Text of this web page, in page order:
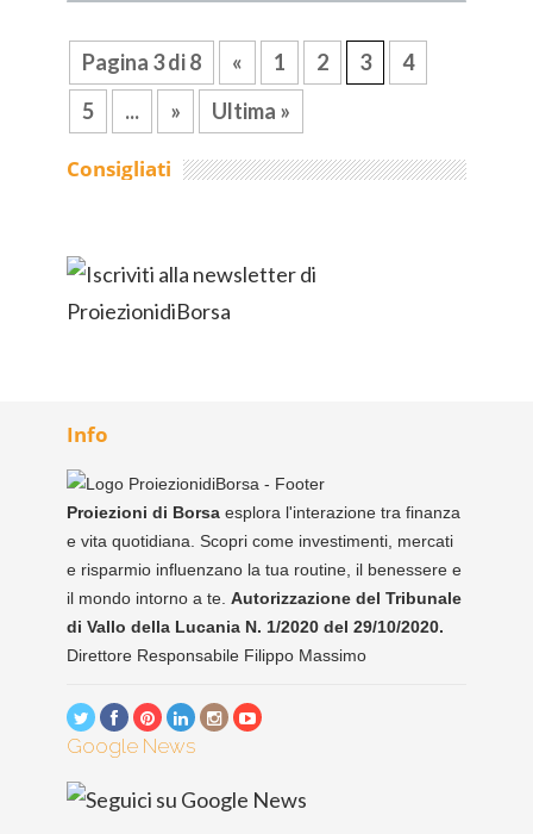
Pagina 3 di 8 « 1 2 3
4
5
... » Ultima »
Consigliati
Info
Proiezioni di Borsa esplora l'interazione tra finanza
e vita quotidiana. Scopri come investimenti, mercati
e risparmio influenzano la tua routine, il benessere e
il mondo intorno a te. Autorizzazione del Tribunale
di Vallo della Lucania N. 1/2020 del 29/10/2020.
Direttore Responsabile Filippo Massimo
Google News